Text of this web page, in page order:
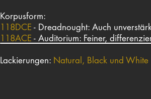
Korpusform:
118DCE - Dreadnought: Auch
118ACE - Auditorium: Feiner,
Lackierungen: Natural, Black und White